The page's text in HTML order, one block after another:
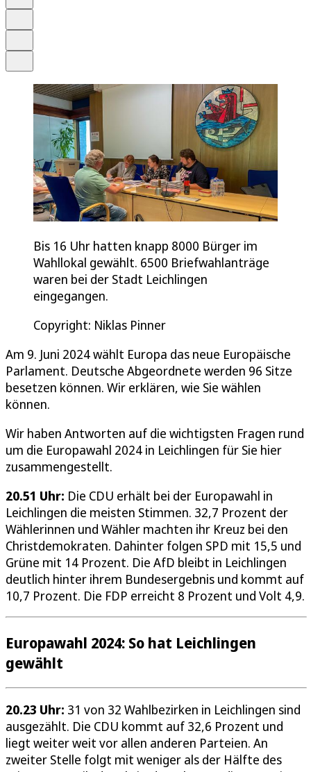
Bis 16 Uhr hatten knapp 8000 Bürger im
Wahllokal gewählt. 6500 Briefwahlanträge
waren bei der Stadt Leichlingen
eingegangen.
Copyright: Niklas Pinner
Am 9. Juni 2024 wählt Europa das neue Europäische
Parlament. Deutsche Abgeordnete werden 96 Sitze
besetzen können. Wir erklären, wie Sie wählen
können.
Wir haben Antworten auf die wichtigsten Fragen rund
um die Europawahl 2024 in Leichlingen für Sie hier
zusammengestellt.
20.51 Uhr: Die CDU erhält bei der Europawahl in
Leichlingen die meisten Stimmen. 32,7 Prozent der
Wählerinnen und Wähler machten ihr Kreuz bei den
Christdemokraten. Dahinter folgen SPD mit 15,5 und
Grüne mit 14 Prozent. Die AfD bleibt in Leichlingen
deutlich hinter ihrem Bundesergebnis und kommt auf
10,7 Prozent. Die FDP erreicht 8 Prozent und Volt 4,9.
Europawahl 2024: So hat Leichlingen
gewählt
20.23 Uhr: 31 von 32 Wahlbezirken in Leichlingen sind
ausgezählt. Die CDU kommt auf 32,6 Prozent und
liegt weiter weit vor allen anderen Parteien. An
zweiter Stelle folgt mit weniger als der Hälfte des